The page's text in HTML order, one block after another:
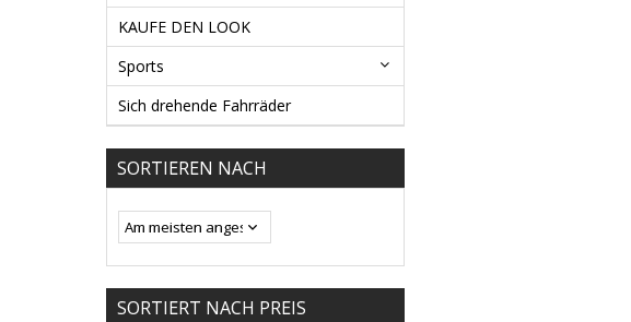
KAUFE DEN LOOK
Sports
Sich drehende Fahrräder
SORTIEREN NACH
SORTIERT NACH PREIS